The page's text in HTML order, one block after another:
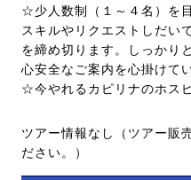
☆少人数制（１～４名）を
スキルやリクエストしだい
を締め切ります。しっかり
心安全なご案内を心掛けて
☆今やれるカピリナのホス
ツアー情報なし（ツアー販
ださい。）